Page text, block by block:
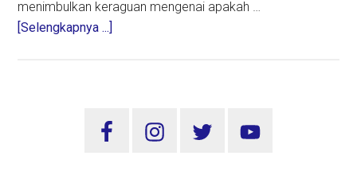
menimbulkan keraguan mengenai apakah …
[Selengkapnya ...]
Tandatangani
Sidebar